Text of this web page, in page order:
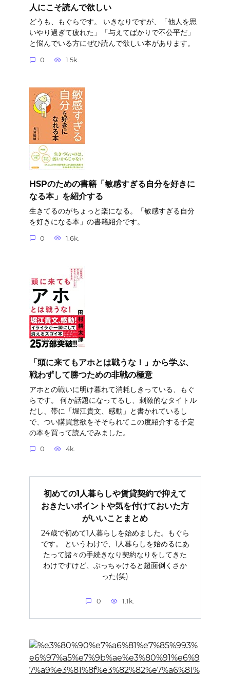
人にこそ読んで欲しい
どうも、もぐらです。 いきなりですが、「他人を思
いやり過ぎて疲れた」「与えてばかりで不公平だ」
と悩んでいる方にぜひ読んで欲しい本があります。
0 1.5k.
HSPのための書籍「敏感すぎる自分を好きに
なる本」を紹介する
生きてるのがちょっと楽になる。「敏感すぎる自分
を好きになる本」の書籍紹介です。
0 1.6k.
「頭に来てもアホとは戦うな！」から学ぶ、
戦わずして勝つための非戦の極意
アホとの戦いに明け暮れて消耗しきっている、もぐ
らです。 何か話題になってるし、刺激的なタイトル
だし、帯に「堀江貴文、感動」と書かれているし
で、つい購買意欲をそそられてこの度紹介する予定
の本を買って読んでみました。
0 4k.
初めての1人暮らしや賃貸契約で抑えて
おきたいポイントや気を付けておいた方
がいいことまとめ
24歳で初めて1人暮らしを始めました。もぐら
です。 というわけで、1人暮らしを始めるにあ
たって諸々の手続きなり契約なりをしてきた
わけですけど、ぶっちゃけると超面倒くさか
った(笑)
0 1.1k.